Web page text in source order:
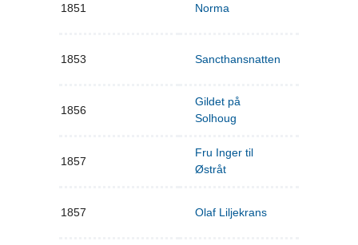
1851 Norma
1853 Sancthansnatten
1856
Gildet på
Solhoug
1857
Fru Inger til
Østråt
1857 Olaf Liljekrans